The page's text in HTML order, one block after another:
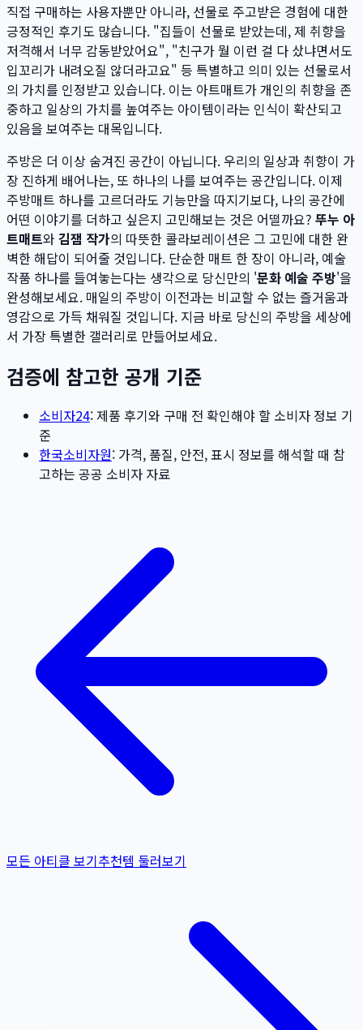
직접 구매하는 사용자뿐만 아니라, 선물로 주고받은 경험에 대한
긍정적인 후기도 많습니다. "집들이 선물로 받았는데, 제 취향을
저격해서 너무 감동받았어요", "친구가 뭘 이런 걸 다 샀냐면서도
입꼬리가 내려오질 않더라고요" 등 특별하고 의미 있는 선물로서
의 가치를 인정받고 있습니다. 이는 아트매트가 개인의 취향을 존
중하고 일상의 가치를 높여주는 아이템이라는 인식이 확산되고
있음을 보여주는 대목입니다.
주방은 더 이상 숨겨진 공간이 아닙니다. 우리의 일상과 취향이 가
장 진하게 배어나는, 또 하나의 나를 보여주는 공간입니다. 이제
주방매트 하나를 고르더라도 기능만을 따지기보다, 나의 공간에
어떤 이야기를 더하고 싶은지 고민해보는 것은 어떨까요? 뚜누 아
트매트와 김잼 작가의 따뜻한 콜라보레이션은 그 고민에 대한 완
벽한 해답이 되어줄 것입니다. 단순한 매트 한 장이 아니라, 예술
작품 하나를 들여놓는다는 생각으로 당신만의 '문화 예술 주방'을
완성해보세요. 매일의 주방이 이전과는 비교할 수 없는 즐거움과
영감으로 가득 채워질 것입니다. 지금 바로 당신의 주방을 세상에
서 가장 특별한 갤러리로 만들어보세요.
검증에 참고한 공개 기준
소비자24: 제품 후기와 구매 전 확인해야 할 소비자 정보 기
준
한국소비자원: 가격, 품질, 안전, 표시 정보를 해석할 때 참
고하는 공공 소비자 자료
모든 아티클 보기추천템 둘러보기